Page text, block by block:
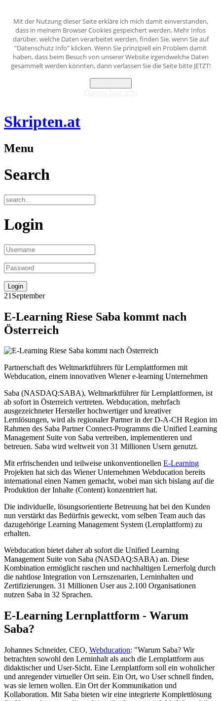
Mit der Nutzung dieser Seite erkläre ich mich damit einverstanden,
dass in meinem Browser Cookies gespeichert werden. Mehr Infos
darüber, welche Daten verarbeitet werden, finden Sie, wenn Sie auf
"Datenschutz Info" klicken. Wenn Sie prinzipiell ein Problem damit
haben, dass beim Besuch von unserer Website irgendwelche Daten
gesammelt werden könnten, dann verlassen Sie die Seite bitte JETZT!
Skripten.at
Menu
Search
Login
21 September
E-Learning Riese Saba kommt nach
Österreich
Partnerschaft des Weltmarktführers für Lernplattformen mit
Webducation, einem innovativen Wiener e-learning Unternehmen
Saba (NASDAQ:SABA), Weltmarktführer für Lernplattformen, ist
ab sofort in Österreich vertreten. Webducation, mehrfach
ausgezeichneter Hersteller hochwertiger und kreativer
Lernlösungen, wird als regionaler Partner in der D-A-CH Region im
Rahmen des Saba Partner Connect-Programms die Unified Learning
Management Suite von Saba vertreiben, implementieren und
betreuen. Saba wird weltweit von 31 Millionen Usern genutzt.
Mit erfrischenden und teilweise unkonventionellen E-Learning
Projekten hat sich das Wiener Unternehmen Webducation bereits
international einen Namen gemacht, wobei man sich bislang auf die
Produktion der Inhalte (Content) konzentriert hat.
Die individuelle, lösungsorientierte Betreuung hat bei den Kunden
nun verstärkt das Bedürfnis geweckt, vom selben Team auch das
dazugehörige Learning Management System (Lernplattform) zu
erhalten.
Webducation bietet daher ab sofort die Unified Learning
Management Suite von Saba (NASDAQ:SABA) an. Diese
Kombination ermöglicht raschen und nachhaltigen Lernerfolg durch
die nahtlose Integration von Lernszenarien, Lerninhalten und
Zertifizierungen. 31 Millionen User aus 2.100 Organisationen
nutzen Saba in 32 Sprachen.
E-Learning Lernplattform - Warum
Saba?
Johannes Schneider, CEO, Webducation: "Warum Saba? Wir
betrachten sowohl den Lerninhalt als auch die Lernplattform aus
didaktischer und User-Sicht. Eine Lernplattform soll ein wohnlicher
und anregender virtueller Ort sein. Ein Ort, wo User schnell finden,
was sie lernen wollen. Ein Ort der Kommunikation und
Kollaboration. Mit Saba bieten wir eine integrierte Komplettlösung